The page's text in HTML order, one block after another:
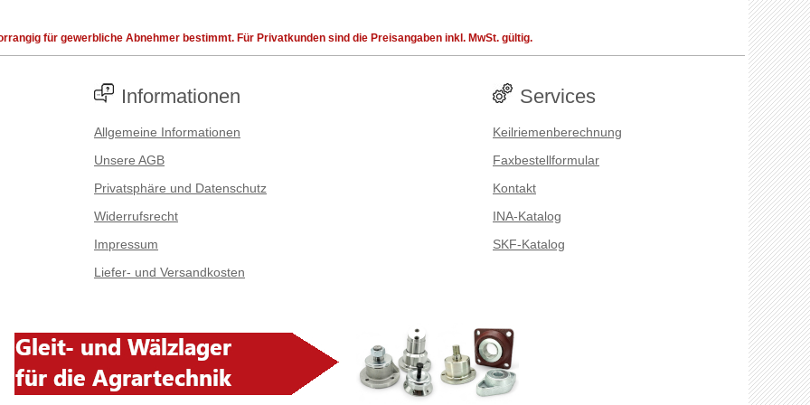
für gewerbliche Abnehmer bestimmt. Für Privatkunden sind die Preisangaben inkl. MwSt. gültig.
Informationen
Allgemeine Informationen
Unsere AGB
Privatsphäre und Datenschutz
Widerrufsrecht
Impressum
Liefer- und Versandkosten
Services
Keilriemenberechnung
Faxbestellformular
Kontakt
INA-Katalog
SKF-Katalog